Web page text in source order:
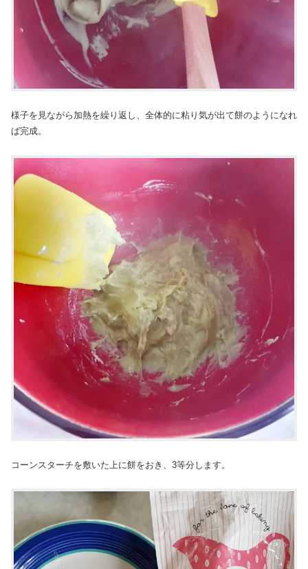
様子を見ながら加熱を繰り返し、全体的に粘り気が出て餅のようになれ
ば完成。
コーンスターチを敷いた上に餅をおき、3等分します。